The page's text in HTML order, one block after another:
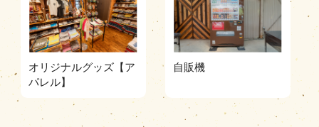
オリジナルグッズ【ア
パレル】
自販機